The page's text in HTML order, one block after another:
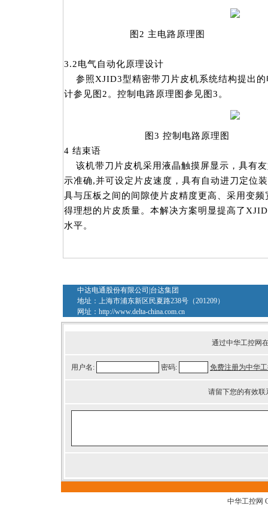
图2 主电路原理图
3.2电气自动化原理设计
参照XJID3型精密带刀片皮机系统结构提出的
计参见图2。控制电路原理图参见图3。
图3 控制电路原理图
4 结束语
该机带刀片皮机采用液晶触摸屏显示，具有
示准确,并可设定片皮速度，具有自动进刀定位
具与压板之间的间隙使片皮精度更高、采用变
得理想的片皮质量。本解决方案明显提高了
水平。
中达电通股份有限公司|台达集团
地址：上海市浦东新区民夏路238号（201209）
网址： http://www.delta-china.com.cn
通过中华工控网
用户名: 密码: 免费注册为中华
请留下您的有效
中华工控网